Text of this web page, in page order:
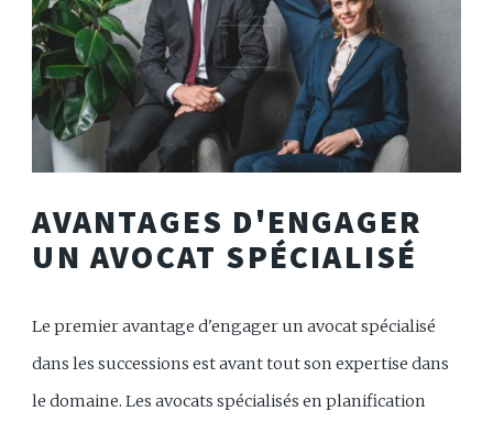
AVANTAGES D'ENGAGER
UN AVOCAT SPÉCIALISÉ
Le premier avantage d'engager un avocat spécialisé
dans les successions est avant tout son expertise dans
le domaine. Les avocats spécialisés en planification